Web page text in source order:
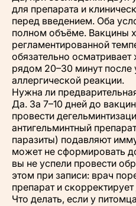
для препарата и
перед введением. Оба
полном объёме. Вакцины
регламентированной
обязательно осматривает
рядом 20–30 минут после
аллергической реакции.
Нужна ли
Да. За 7–10 дней до
провести
антигельминтный
паразиты) подавляют
может не сформировать
вы не успели провести
этом при записи: врач
препарат и скорректирует
Что делать, если у